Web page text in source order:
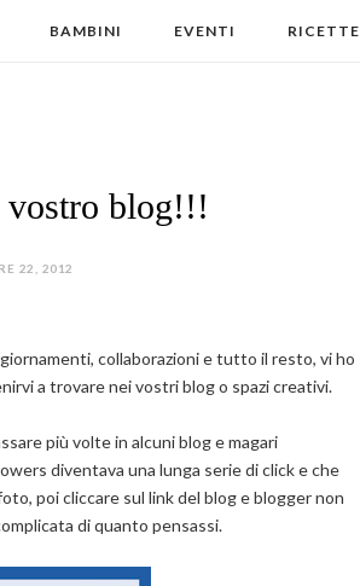
BAMBINI EVENTI RICETTE
blog!!!
22, 2012
collaborazioni e tutto il resto, vi ho
a trovare nei vostri blog o spazi creativi.
più volte in alcuni blog e magari
diventava una lunga serie di click e che
poi cliccare sul link del blog e blogger non
di quanto pensassi.